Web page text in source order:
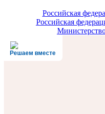
Российская
Российская
Решаем вместе